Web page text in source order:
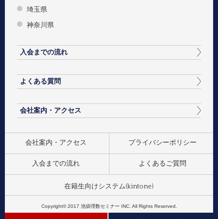
埼玉県
神奈川県
入会までの流れ
よくある質問
会社案内・アクセス
会社案内・アクセス プライバシーポリシー
入会までの流れ よくあるご質問
在籍生向けシステム(kintone)
Copyright© 2017 池袋理数セミナー INC. All Rights Reserved.